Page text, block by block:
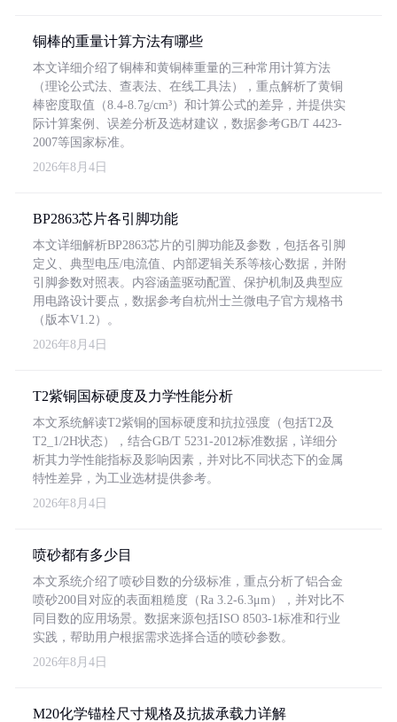
铜棒的重量计算方法有哪些
本文详细介绍了铜棒和黄铜棒重量的三种常用计算方法
（理论公式法、查表法、在线工具法），重点解析了黄铜
棒密度取值（8.4-8.7g/cm³）和计算公式的差异，并提供实
际计算案例、误差分析及选材建议，数据参考GB/T 4423-
2007等国家标准。
2026年8月4日
BP2863芯片各引脚功能
本文详细解析BP2863芯片的引脚功能及参数，包括各引脚
定义、典型电压/电流值、内部逻辑关系等核心数据，并附
引脚参数对照表。内容涵盖驱动配置、保护机制及典型应
用电路设计要点，数据参考自杭州士兰微电子官方规格书
（版本V1.2）。
2026年8月4日
T2紫铜国标硬度及力学性能分析
本文系统解读T2紫铜的国标硬度和抗拉强度（包括T2及
T2_1/2H状态），结合GB/T 5231-2012标准数据，详细分
析其力学性能指标及影响因素，并对比不同状态下的金属
特性差异，为工业选材提供参考。
2026年8月4日
喷砂都有多少目
本文系统介绍了喷砂目数的分级标准，重点分析了铝合金
喷砂200目对应的表面粗糙度（Ra 3.2-6.3μm），并对比不
同目数的应用场景。数据来源包括ISO 8503-1标准和行业
实践，帮助用户根据需求选择合适的喷砂参数。
2026年8月4日
M20化学锚栓尺寸规格及抗拔承载力详解